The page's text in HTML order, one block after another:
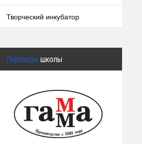
Творческий инкубатор
Партнёры школы